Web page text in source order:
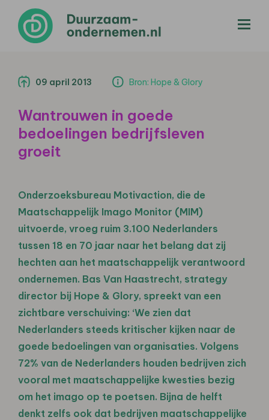
09 april 2013 Bron: Hope & Glory
Wantrouwen in goede
bedoelingen bedrijfsleven
groeit
Onderzoeksbureau Motivaction, die de
Maatschappelijk Imago Monitor (MIM)
uitvoerde, vroeg ruim 3.100 Nederlanders
tussen 18 en 70 jaar naar het belang dat zij
hechten aan het maatschappelijk verantwoord
ondernemen. Bas Van Haastrecht, strategy
director bij Hope & Glory, spreekt van een
zichtbare verschuiving: ‘We zien dat
Nederlanders steeds kritischer kijken naar de
goede bedoelingen van organisaties. Volgens
72% van de Nederlanders houden bedrijven zich
vooral met maatschappelijke kwesties bezig
om het imago op te poetsen. Bijna de helft
denkt zelfs ook dat bedrijven maatschappelijke